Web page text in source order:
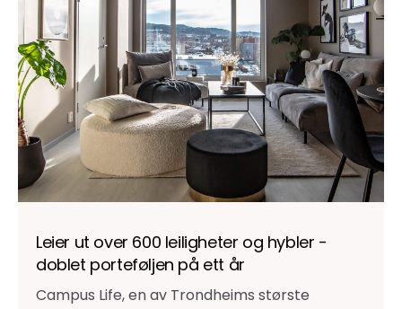
Leier ut over 600 leiligheter og hybler -
doblet porteføljen på ett år
Campus Life, en av Trondheims største